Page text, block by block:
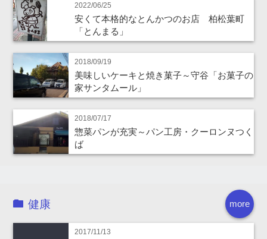
2022/06/25
安くて本格的なとんかつのお店 柏松葉町
「とんまる」
2018/09/19
美味しいケーキと焼き菓子～守谷「お菓子の
家サンタムール」
2018/07/17
惣菜パンが充実～パン工房・クーロンヌつく
ば
more
健康
2017/11/13